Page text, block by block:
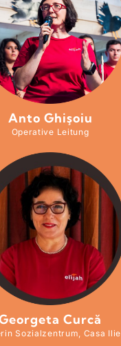
Anto Ghişoiu
Operative Leitung
Curcă
Sozialzentrum, Casa Ilie